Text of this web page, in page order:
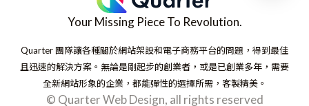
Your Missing Piece To Revolution.
Quarter 團隊讓各種關於網站架設和電子商務平台的問題，得到最佳
且迅速的解決方案。無論是剛起步的創業者，或是已創業多年，需要
全新網站形象的企業，都能彈性的選擇所需，客製精美。
© Quarter Web Design, all rights reserved